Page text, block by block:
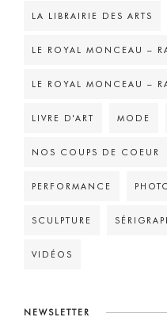
LA LIBRAIRIE DES ARTS
LE ROYAL MONCEAU –
LE ROYAL MONCEAU –
LIVRE D'ART MODE
NOS COUPS DE COEUR
PERFORMANCE
SCULPTURE
VIDÉOS
NEWSLETTER